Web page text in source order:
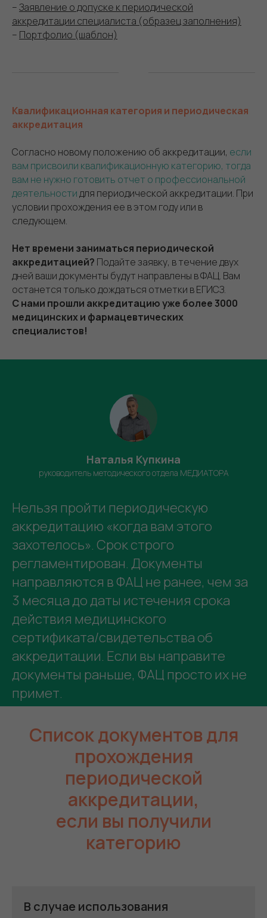
–Заявление о допуске к периодической
аккредитации специалиста (образец заполнения)
– Портфолио (шаблон)
Квалификационная категория и периодическая
аккредитация
Согласно новому положению об аккредитации, если
вам присвоили квалификационную категорию, тогда
вам не нужно готовить отчет о профессиональной
деятельностидля периодической аккредитации. При
условии прохождения ее в этом году или в
следующем.
Нет времени заниматься периодической
аккредитацией? Подайте заявку, в течение двух
дней ваши документы будут направлены в ФАЦ. Вам
останется только дождаться отметки в ЕГИСЗ.
С нами прошли аккредитацию уже более 3000
медицинских и фармацевтических
специалистов!
Наталья Купкина
руководитель методического отдела МЕДИАТОРА
Нельзя пройти периодическую
аккредитацию «когда вам этого
захотелось». Срок строго
регламентирован. Документы
направляются в ФАЦ не ранее, чем за
3 месяца до даты истечения срока
действия медицинского
сертификата/свидетельства об
аккредитации. Если вы направите
документы раньше, ФАЦ просто их не
примет.
Список документов для
прохождения
периодической
аккредитации,
если вы получили
категорию
В случае использования